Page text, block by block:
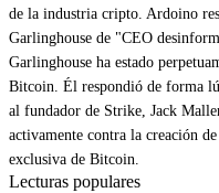
de la industria cripto. Ardoino
Garlinghouse de "CEO
Garlinghouse ha estado
Bitcoin. Él respondió de forma
al fundador de Strike, Jack
activamente contra la creación
exclusiva de Bitcoin.
Lecturas populares